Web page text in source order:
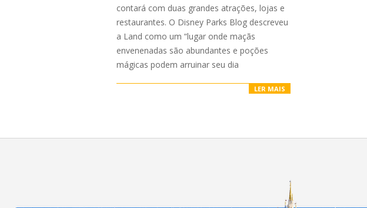
contará com duas grandes atrações, lojas e
restaurantes. O Disney Parks Blog descreveu
a Land como um “lugar onde maçãs
envenenadas são abundantes e poções
mágicas podem arruinar seu dia
LER MAIS